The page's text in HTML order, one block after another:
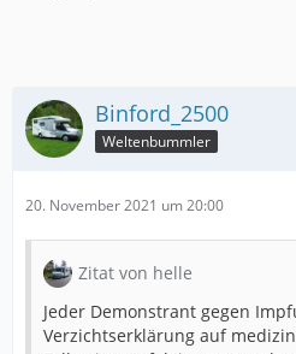
Binford_2500
Weltenbummler
20. November 2021 um 20:00
Zitat von helle
Jeder Demonstrant gegen
Verzichtserklärung auf